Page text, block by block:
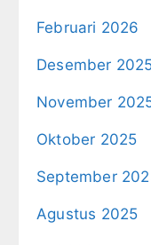
Februari 2026
Desember
November
Oktober 2025
September
Agustus 2025